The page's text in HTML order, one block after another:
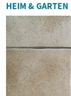
HEIM & GARTEN